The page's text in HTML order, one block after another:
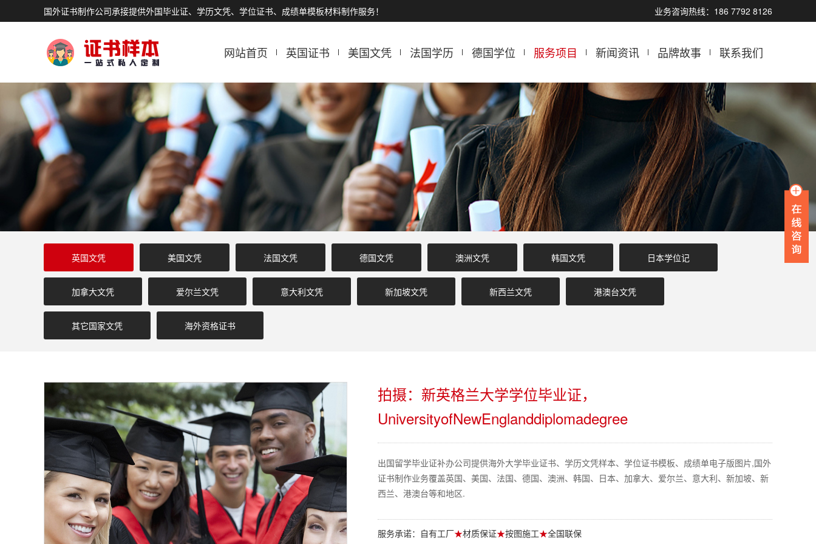
业务咨询热线：186 7792 8126
国外证书制作公司承接提供外国毕业证、学历文凭、学位证书、成绩单模板材料制作服务！
网站首页 英国证书 美国文凭 法国学历 德国学位 服务项目 新闻资讯 品牌故事 联系我们
英国文凭 美国文凭 法国文凭 德国文凭 澳洲文凭 韩国文凭 日本学位记
加拿大文凭 爱尔兰文凭 意大利文凭 新加坡文凭 新西兰文凭 港澳台文凭
其它国家文凭 海外资格证书
拍摄：新英格兰大学学位毕业证，
UniversityofNewEnglanddiplomadegree
出国留学毕业证补办公司提供海外大学毕业证书、学历文凭样本、学位证书模板、成绩单电子版图片,国外
证书制作业务覆盖英国、美国、法国、德国、澳洲、韩国、日本、加拿大、爱尔兰、意大利、新加坡、新
西兰、港澳台等和地区.
服务承诺：自有工厂★材质保证★按图施工★全国联保